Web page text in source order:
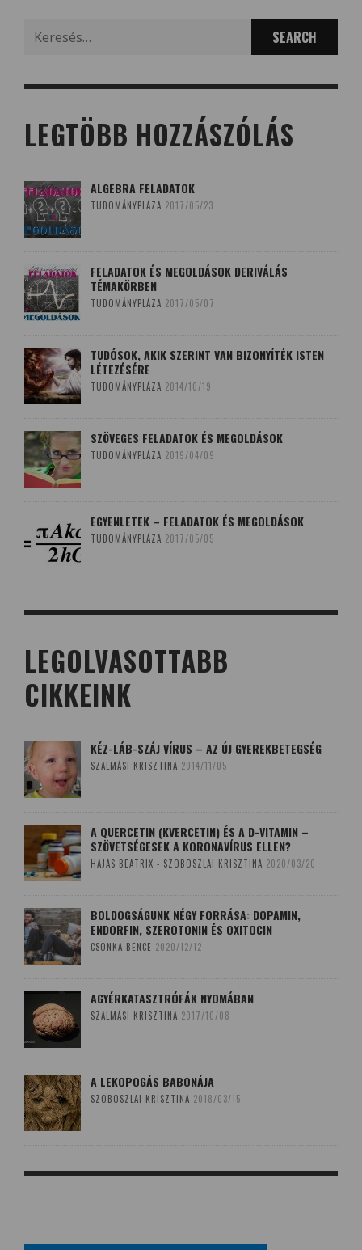
LEGTÖBB HOZZÁSZÓLÁS
ALGEBRA FELADATOK
TUDOMÁNYPLÁZA 2017/05/23
FELADATOK ÉS MEGOLDÁSOK DERIVÁLÁS
TÉMAKÖRBEN
TUDOMÁNYPLÁZA 2017/05/07
TUDÓSOK, AKIK SZERINT VAN BIZONYÍTÉK ISTEN
LÉTEZÉSÉRE
TUDOMÁNYPLÁZA 2014/10/19
SZÖVEGES FELADATOK ÉS MEGOLDÁSOK
TUDOMÁNYPLÁZA 2019/04/09
EGYENLETEK – FELADATOK ÉS MEGOLDÁSOK
TUDOMÁNYPLÁZA 2017/05/05
LEGOLVASOTTABB
CIKKEINK
KÉZ-LÁB-SZÁJ VÍRUS – AZ ÚJ GYEREKBETEGSÉG
SZALMÁSI KRISZTINA 2014/11/05
A QUERCETIN (KVERCETIN) ÉS A D-VITAMIN –
SZÖVETSÉGESEK A KORONAVÍRUS ELLEN?
HAJAS BEATRIX - SZOBOSZLAI KRISZTINA 2020/03/20
BOLDOGSÁGUNK NÉGY FORRÁSA: DOPAMIN,
ENDORFIN, SZEROTONIN ÉS OXITOCIN
CSONKA BENCE 2020/12/12
AGYÉRKATASZTRÓFÁK NYOMÁBAN
SZALMÁSI KRISZTINA 2017/10/08
A LEKOPOGÁS BABONÁJA
SZOBOSZLAI KRISZTINA 2018/03/15